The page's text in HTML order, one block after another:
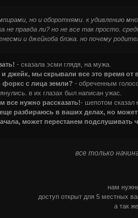
но и оборотнями. к удивлению
не правда ли? но не все так просто.
и джейкоба блэка. но почему
- сказала эсми глядя, на мужа.
джейк, мы скрывали все это время
форкс с лица земли? - обреченным
в их глазах был написан ужас.
все нужно рассказать!- шепотом сказал
разбираюсь в ваших делах, но
может перестанем подслушивать
все только
нам
доступ открыт для 5 местных
а так